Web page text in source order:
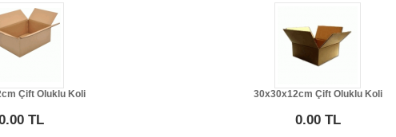
Çift Oluklu Koli
TL
30x30x12cm Çift Oluklu Koli
0.00 TL